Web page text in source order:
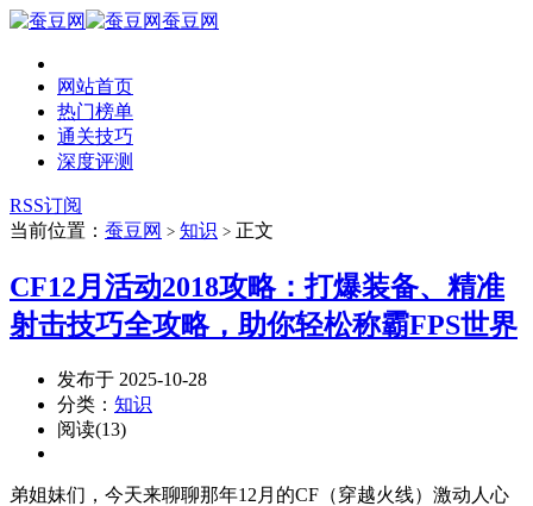
蚕豆网
网站首页
热门榜单
通关技巧
深度评测
RSS订阅
当前位置： 蚕豆网 > 知识 > 正文
CF12月活动2018攻略：打爆装备、精准
射击技巧全攻略，助你轻松称霸FPS世界
发布于 2025-10-28
分类： 知识
阅读(13)
弟姐妹们，今天来聊聊那年12月的CF（穿越火线）激动人心